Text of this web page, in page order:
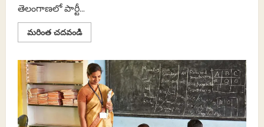
తెలంగాణలో పార్టీ...
మరింత చదవండిRead
more
ఫిరాయింపులు:
సభాపతి
పక్షపాతం
సభ్యుల
పక్షవాతం?